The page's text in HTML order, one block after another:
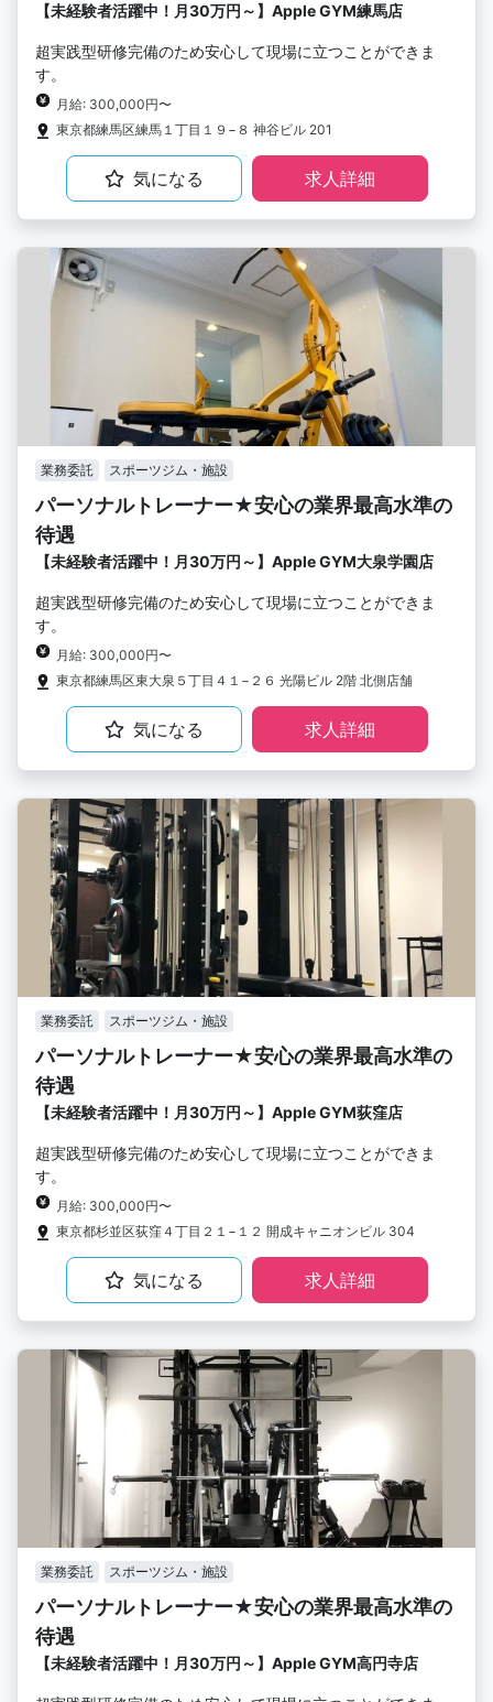
【未経験者活躍中！月30万円～】Apple GYM練馬店
超実践型研修完備のため安心して現場に立つことができま
す。
月給: 300,000円〜
東京都練馬区練馬１丁目１９−８ 神谷ビル 201
気になる 求人詳細
業務委託 スポーツジム・施設
パーソナルトレーナー★安心の業界最高水準の
待遇
【未経験者活躍中！月30万円～】Apple GYM大泉学園店
超実践型研修完備のため安心して現場に立つことができま
す。
月給: 300,000円〜
東京都練馬区東大泉５丁目４１−２６ 光陽ビル 2階 北側店舗
気になる 求人詳細
業務委託 スポーツジム・施設
パーソナルトレーナー★安心の業界最高水準の
待遇
【未経験者活躍中！月30万円～】Apple GYM荻窪店
超実践型研修完備のため安心して現場に立つことができま
す。
月給: 300,000円〜
東京都杉並区荻窪４丁目２１−１２ 開成キャニオンビル 304
気になる 求人詳細
業務委託 スポーツジム・施設
パーソナルトレーナー★安心の業界最高水準の
待遇
【未経験者活躍中！月30万円～】Apple GYM高円寺店